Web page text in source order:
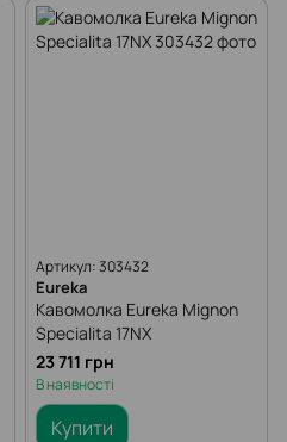
Артикул: 303432
Eureka
Кавомолка Eureka Mignon
Specialita 17NX
23 711 грн
В наявності
Купити